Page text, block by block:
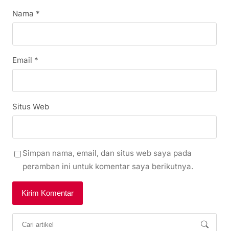
Nama *
Email *
Situs Web
Simpan nama, email, dan situs web saya pada
peramban ini untuk komentar saya berikutnya.